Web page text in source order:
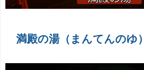
満殿の湯（まんてんのゆ）